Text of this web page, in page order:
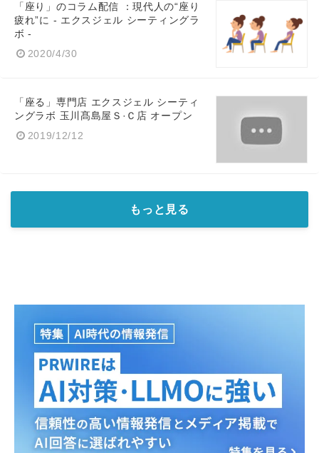
「座り」のコラム配信 ：現代人の“座り
疲れ”に ‐ エクスジェル シーティングラ
ボ ‐
2020/4/30
「座る」専門店 エクスジェル シーティ
ングラボ 玉川髙島屋Ｓ·Ｃ店 オープン
2019/12/12
もっと見る